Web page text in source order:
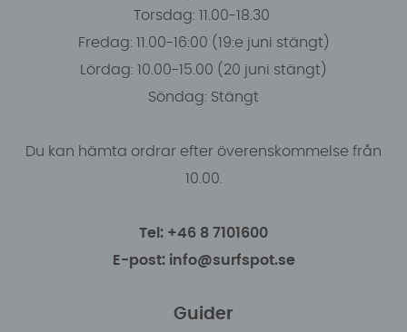
Torsdag: 11.00-18.30
Fredag: 11.00-16:00 (19:e juni stängt)
Lördag: 10.00-15.00 (20 juni stängt)
Söndag: Stängt
Du kan hämta ordrar efter överenskommelse från
10.00.
Tel: +46 8 7101600
E-post: info@surfspot.se
Guider